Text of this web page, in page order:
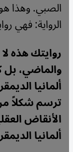
الصبي. وهذا
الرواية: فهي
روايتك هذه
والماضي، بل
ألمانيا
ترسم شكلاً
الأنقاض
ألمانيا